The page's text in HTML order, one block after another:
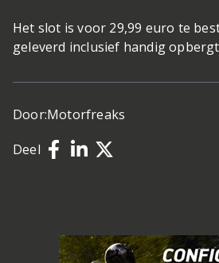
Het slot is voor 29,99 euro te
geleverd inclusief handig
Door:Motorfreaks
Deel